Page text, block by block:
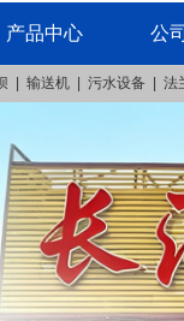
产品中心 公
输送机 污水设备 法